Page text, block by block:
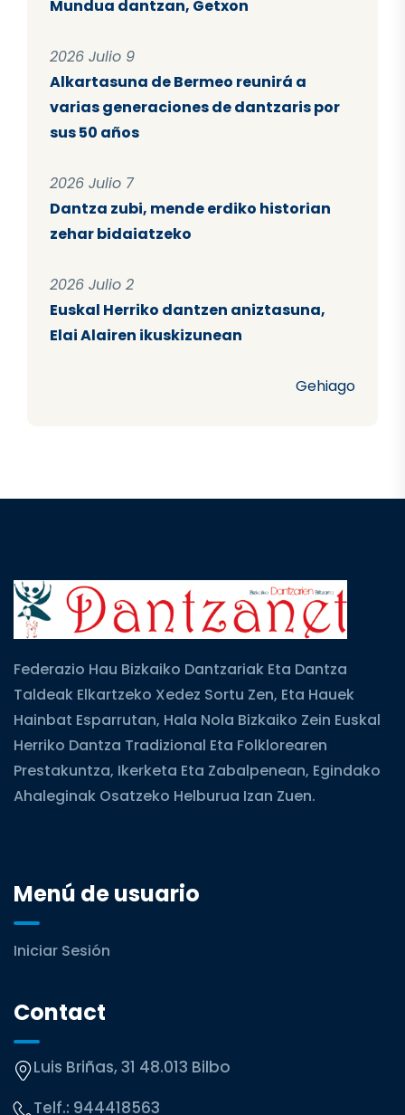
Mundua dantzan, Getxon
2026 Julio 9
Alkartasuna de Bermeo reunirá a
varias generaciones de dantzaris por
sus 50 años
2026 Julio 7
Dantza zubi, mende erdiko historian
zehar bidaiatzeko
2026 Julio 2
Euskal Herriko dantzen aniztasuna,
Elai Alairen ikuskizunean
Gehiago
Federazio Hau Bizkaiko Dantzariak Eta Dantza
Taldeak Elkartzeko Xedez Sortu Zen, Eta Hauek
Hainbat Esparrutan, Hala Nola Bizkaiko Zein Euskal
Herriko Dantza Tradizional Eta Folklorearen
Prestakuntza, Ikerketa Eta Zabalpenean, Egindako
Ahaleginak Osatzeko Helburua Izan Zuen.
Menú de usuario
Iniciar Sesión
Contact
Luis Briñas, 31 48.013 Bilbo
Telf.: 944418563